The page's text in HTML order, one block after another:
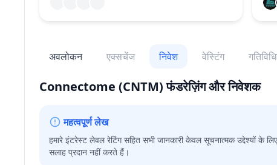
अवलोकन एक्सचेंज निवेश वेस्टिंग
Connectome (CNTM) फंडरेज़िंग और निवेशक
महत्वपूर्ण लेख
हमारे इंटरेस्ट लेवल रेटिंग सहित सभी जानकारी केवल सूचनात्मक उद्देश्यों के
सलाह प्रदान नहीं करते हैं।